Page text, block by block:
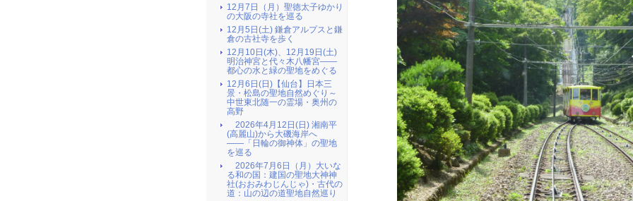
12月7日（月）聖徳太子ゆかり
の大阪の寺社を巡る
12月5日(土) 鎌倉アルプスと鎌
倉の古社寺を歩く
12月10日(木)、12月19日(土)
明治神宮と代々木八幡宮――
都心の水と緑の聖地をめぐる
12月6日(日)【仙台】日本三
景・松島の聖地自然めぐり～
中世東北随一の霊場・奥州の
高野
2026年4月12日(日) 湘南平
(高麗山)から大磯海岸へ
――「日輪の御神体」の聖地
を巡る
2026年7月6日（月）大いな
る和の国：建国の聖地大神神
社(おおみわじんじゃ)・古代の
道：山の辺の道聖地自然巡り